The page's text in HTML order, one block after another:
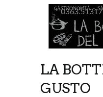
0363.51317
LA
GUSTO